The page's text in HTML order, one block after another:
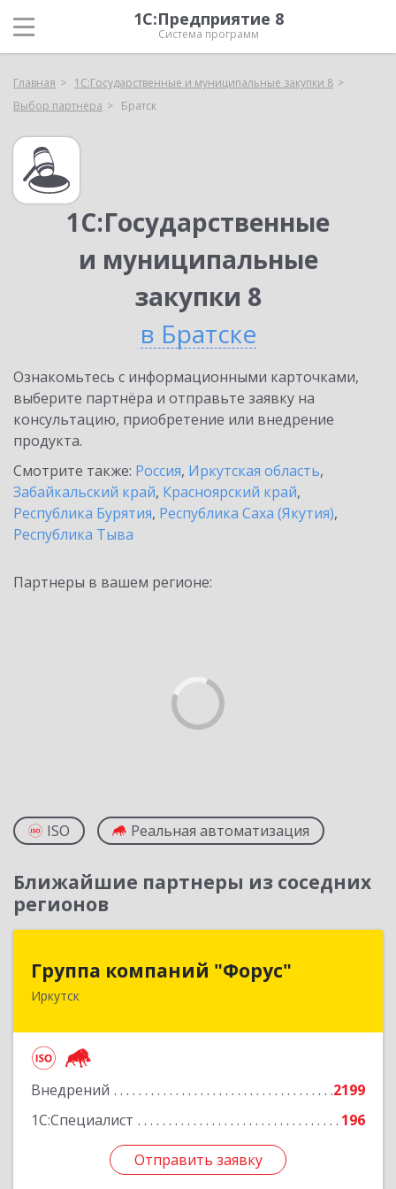
1С:Предприятие 8
Система программ
Главная
1С:Государственные и муниципальные закупки 8
Выбор партнёра
Братск
1С:Государственные
и муниципальные
закупки 8
в Братске
Ознакомьтесь с информационными карточками,
выберите партнёра и отправьте заявку на
консультацию, приобретение или внедрение
продукта.
Смотрите также: Россия, Иркутская область,
Забайкальский край, Красноярский край,
Республика Бурятия, Республика Саха (Якутия),
Республика Тыва
Партнеры в вашем регионе:
ISO Реальная автоматизация
Ближайшие партнеры из соседних
регионов
Группа компаний "Форус"
Иркутск
Внедрений
2199
1С:Специалист
196
Отправить заявку
Группа компаний "Форус"
664007, Иркутская обл, Иркутск г, Ямская ул,
Отправить заявку